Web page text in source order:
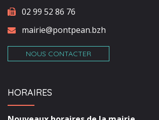
02 99 52 86 76
mairie@pontpean.bzh
NOUS CONTACTER
HORAIRES